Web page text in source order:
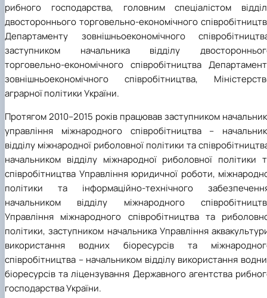
рибного господарства, головним спеціалістом
двостороннього торговельно-економічного
Департаменту зовнішньоекономічного
заступником начальника відділу
торговельно-економічного співробітництва
зовнішньоекономічного співробітництва,
аграрної політики України.
Протягом 2010–2015 років працював заступником
управління міжнародного співробітництва –
відділу міжнародної риболовної політики та
начальником відділу міжнародної риболовної політики
співробітництва Управління юридичної роботи,
політики та інформаційно-технічного
начальником відділу міжнародного
Управління міжнародного співробітництва та
політики, заступником начальника Управління
використання водних біоресурсів та
співробітництва – начальником відділу використання
біоресурсів та ліцензування Державного агентства
господарства України.